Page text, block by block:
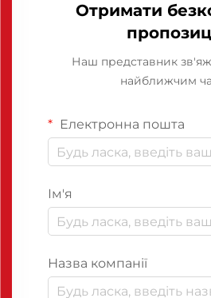
Отримати
Наш представник
найближчим
Електронна пошта
Ім'я
Назва компанії